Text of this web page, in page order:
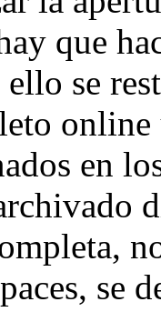
que
se
en
se